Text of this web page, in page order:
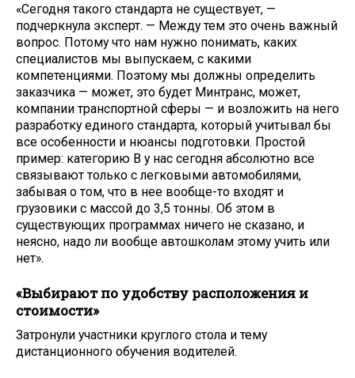
«Сегодня такого стандарта не существует, —
подчеркнула эксперт. — Между тем это очень важный
вопрос. Потому что нам нужно понимать, каких
специалистов мы выпускаем, с какими
компетенциями. Поэтому мы должны определить
заказчика — может, это будет Минтранс, может,
компании транспортной сферы — и возложить на него
разработку единого стандарта, который учитывал бы
все особенности и нюансы подготовки. Простой
пример: категорию В у нас сегодня абсолютно все
связывают только с легковыми автомобилями,
забывая о том, что в нее вообще-то входят и
грузовики с массой до 3,5 тонны. Об этом в
существующих программах ничего не сказано, и
неясно, надо ли вообще автошколам этому учить или
нет».
«Выбирают по удобству расположения и
стоимости»
Затронули участники круглого стола и тему
дистанционного обучения водителей.